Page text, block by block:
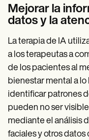
Mejorar la
datos y la
La terapia de IA
a los terapeutas a
de los pacientes al
bienestar mental a
identificar patrones
pueden no ser
mediante el análisis
faciales y otros